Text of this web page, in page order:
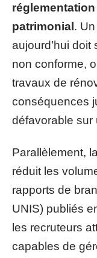
patrimonial.
aujourd’hui
non conforme,
travaux de
conséquences
défavorable sur
Parallèlement,
réduit les
rapports de
UNIS) publiés
les recruteurs
capables de